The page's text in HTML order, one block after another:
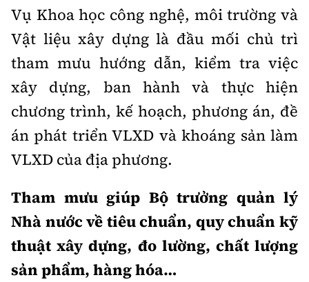
Vụ Khoa học công nghệ, môi trường và
Vật liệu xây dựng là đầu mối chủ trì
tham mưu hướng dẫn, kiểm tra việc
xây dựng, ban hành và thực hiện
chương trình, kế hoạch, phương án, đề
án phát triển VLXD và khoáng sản làm
VLXD của địa phương.
Tham mưu giúp Bộ trưởng quản lý
Nhà nước về tiêu chuẩn, quy chuẩn kỹ
thuật xây dựng, đo lường, chất lượng
sản phẩm, hàng hóa…